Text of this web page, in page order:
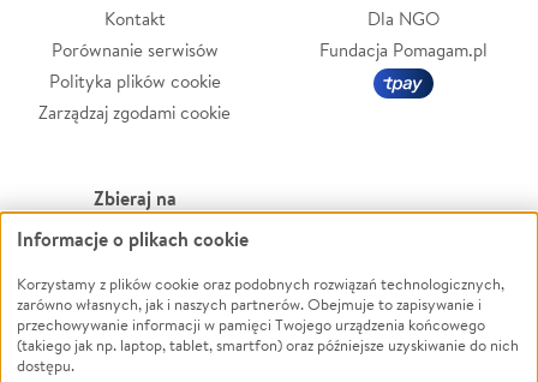
Kontakt
Porównanie serwisów
Polityka plików cookie
Zarządzaj zgodami cookie
Dla NGO
Fundacja Pomagam.pl
Zbieraj na
Leczenie
Zwierzęta
Pożar
Ukraina
Powódź
Wichura
NGO
Informacje o plikach cookie
Korzystamy z plików cookie oraz podobnych rozwiązań technologicznych,
zarówno własnych, jak i naszych partnerów. Obejmuje to zapisywanie i
przechowywanie informacji w pamięci Twojego urządzenia końcowego
(takiego jak np. laptop, tablet, smartfon) oraz późniejsze uzyskiwanie do nich
dostępu.